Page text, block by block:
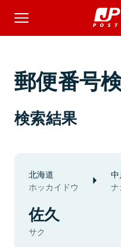
郵便番号
検索結果
北海道
ホッカイドウ
佐久
サク